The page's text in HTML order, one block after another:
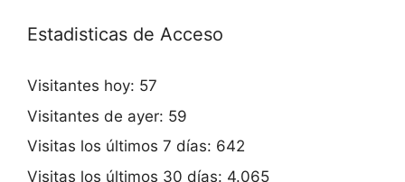
Estadisticas de Acceso
Visitantes hoy: 57
Visitantes de ayer: 59
Visitas los últimos 7 días: 642
Visitas los últimos 30 días: 4.065